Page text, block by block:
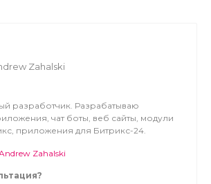
Zahalski
разработчик. Разрабатываю
чат боты, веб сайты, модули
приложения для Битрикс-24.
Zahalski